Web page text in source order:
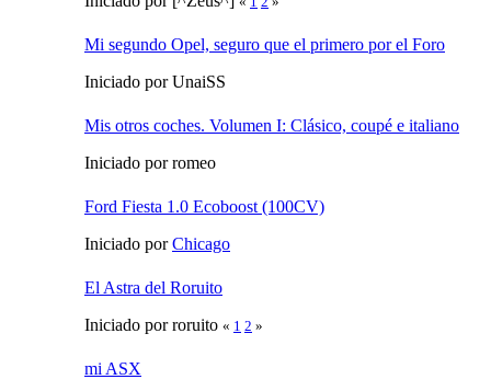
Mi segundo Opel, seguro que el primero por el Foro
Iniciado por UnaiSS
Mis otros coches. Volumen I: Clásico, coupé e italiano
Iniciado por romeo
Ford Fiesta 1.0 Ecoboost (100CV)
Iniciado porChicago
El Astra del Roruito
Iniciado por roruito « 1 2 »
mi ASX